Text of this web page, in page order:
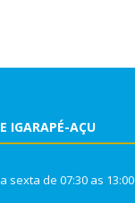
IGARAPÉ-AÇU
sexta de 07:30 as 13:00